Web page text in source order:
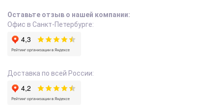
Оставьте отзыв о нашей компании:
Офис в Санкт-Петербурге:
Доставка по всей России: